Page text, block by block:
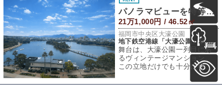
パノラマビューを特等席で。
21万1,000円 / 46.52㎡
福岡市中央区大濠公園
地下鉄空港線「大濠公園」駅 徒歩3分
舞台は、大濠公園一列目にあ
るヴィンテージマンション。
この立地だけでも十分に特別
ですが、さらに窓いっぱいに
大濠公園が広がる